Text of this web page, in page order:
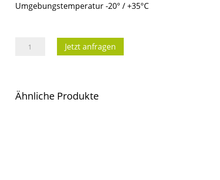
Umgebungstemperatur -20° / +35°C
LED
AT10plus,
Jetzt anfragen
Ähnliche Produkte